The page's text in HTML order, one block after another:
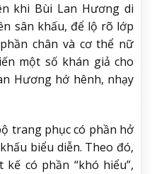
khi Bùi Lan Hương di
sân khấu, để lộ rõ lớp
chân và cơ thể nữ
một số khán giả cho
Hương hớ hênh, nhạy
trang phục có phần hở
biểu diễn. Theo đó,
có phần “khó hiểu”,